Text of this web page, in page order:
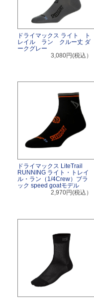
ドライマックス ライト ト
レイル ラン クルー丈 ダ
ークグレー
3,080円(税込）
ドライマックス LiteTrail
RUNNING ライト・トレイ
ル・ラン（1/4Crew）ブラ
ック speed goatモデル
2,970円(税込）